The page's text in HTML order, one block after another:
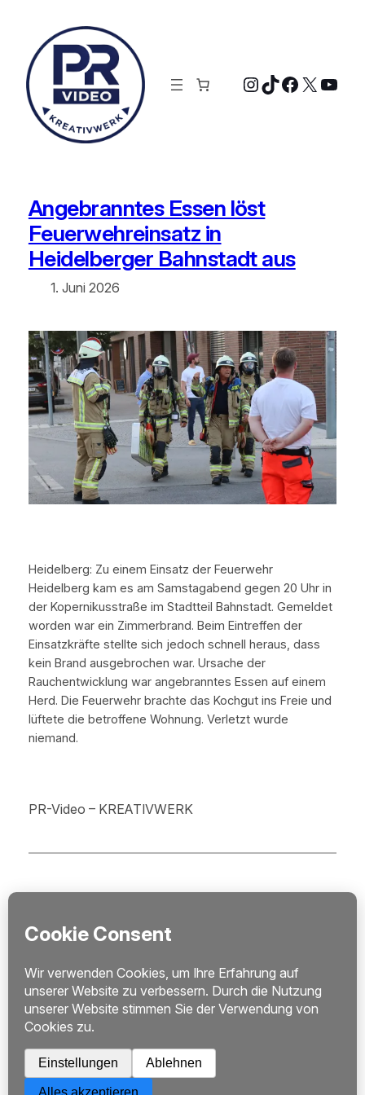
springen
Instagram
TikTok
X
Angebranntes Essen löst
Feuerwehreinsatz in
Heidelberger Bahnstadt aus
1. Juni 2026
Heidelberg: Zu einem Einsatz der Feuerwehr
Heidelberg kam es am Samstagabend gegen 20 Uhr in
der Kopernikusstraße im Stadtteil Bahnstadt. Gemeldet
worden war ein Zimmerbrand. Beim Eintreffen der
Einsatzkräfte stellte sich jedoch schnell heraus, dass
kein Brand ausgebrochen war. Ursache der
Rauchentwicklung war angebranntes Essen auf einem
Herd. Die Feuerwehr brachte das Kochgut ins Freie und
lüftete die betroffene Wohnung. Verletzt wurde
niemand.
PR-Video – KREATIVWERK